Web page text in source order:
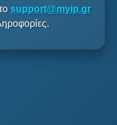
support@myip.gr